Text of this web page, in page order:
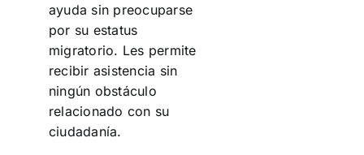
ayuda sin preocuparse
por su estatus
migratorio. Les permite
recibir asistencia sin
ningún obstáculo
relacionado con su
ciudadanía.